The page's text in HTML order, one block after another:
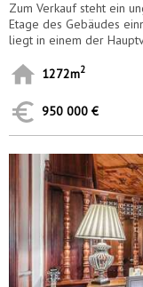
Zum Verkauf steht ein
Etage des Gebäudes
liegt in einem der
1272m2
950 000 €